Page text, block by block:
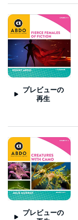
プレビューの
再生
プレビューの